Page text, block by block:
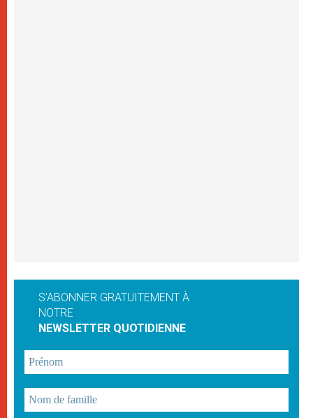
S'ABONNER GRATUITEMENT À
NOTRE
NEWSLETTER QUOTIDIENNE